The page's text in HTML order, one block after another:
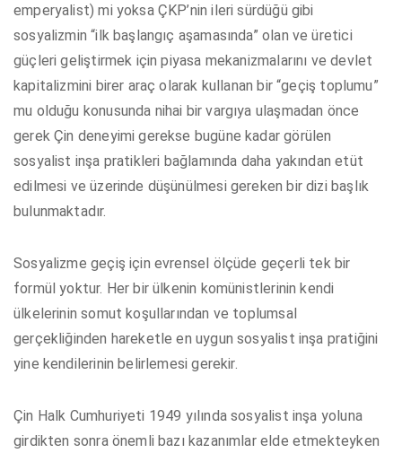
emperyalist) mi yoksa ÇKP’nin ileri sürdüğü gibi
sosyalizmin “ilk başlangıç aşamasında” olan ve üretici
güçleri geliştirmek için piyasa mekanizmalarını ve devlet
kapitalizmini birer araç olarak kullanan bir “geçiş toplumu”
mu olduğu konusunda nihai bir vargıya ulaşmadan önce
gerek Çin deneyimi gerekse bugüne kadar görülen
sosyalist inşa pratikleri bağlamında daha yakından etüt
edilmesi ve üzerinde düşünülmesi gereken bir dizi başlık
bulunmaktadır.
Sosyalizme geçiş için evrensel ölçüde geçerli tek bir
formül yoktur. Her bir ülkenin komünistlerinin kendi
ülkelerinin somut koşullarından ve toplumsal
gerçekliğinden hareketle en uygun sosyalist inşa pratiğini
yine kendilerinin belirlemesi gerekir.
Çin Halk Cumhuriyeti 1949 yılında sosyalist inşa yoluna
girdikten sonra önemli bazı kazanımlar elde etmekteyken